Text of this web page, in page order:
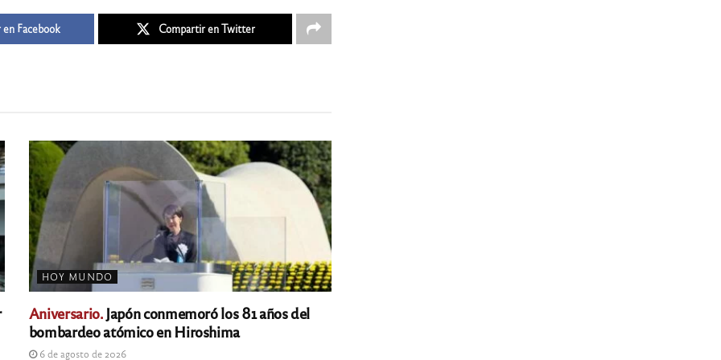
Facebook Compartir en Twitter
HOY MUNDO
Aniversario.Japón conmemoró los 81 años del
bombardeo atómico en Hiroshima
6 de agosto de 2026